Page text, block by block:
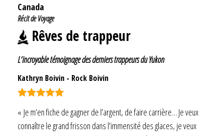
Canada
Récit de Voyage
Rêves de trappeur
L’incroyable témoignage des derniers trappeurs du Yukon
Kathryn Boivin - Rock Boivin
sur 5
« Je m’en fiche de gagner de l’argent, de faire carrière… Je veux
connaître le grand frisson dans l’immensité des glaces, je veux